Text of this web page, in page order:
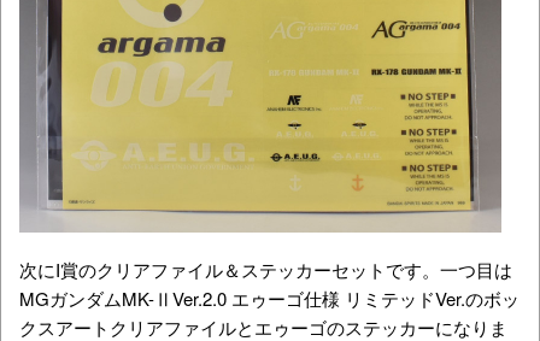
次にI賞のクリアファイル＆ステッカーセットです。一つ目は
MGガンダムMK-ⅡVer.2.0 エゥーゴ仕様 リミテッドVer.のボッ
クスアートクリアファイルとエゥーゴのステッカーになりま